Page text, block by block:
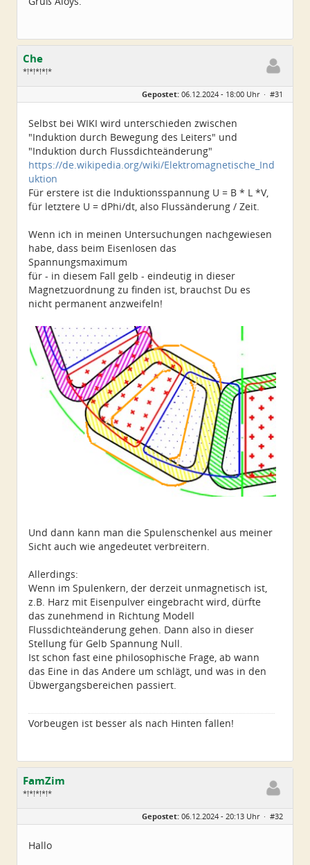
Che
*!*!*!*!*
Geschlecht:
Alter:
72
Dabei seit:
06 / 2014
Gepostet: 06.12.2024 - 18:00 Uhr · #31
Selbst bei WIKI wird unterschieden zwischen
"Induktion durch Bewegung des Leiters" und
"Induktion durch Flussdichteänderung"
https://de.wikipedia.org/wiki/Elektromagnetische_Ind
uktion
Für erstere ist die Induktionsspannung U = B * L *V,
für letztere U = dPhi/dt, also Flussänderung / Zeit.
Wenn ich in meinen Untersuchungen nachgewiesen
habe, dass beim Eisenlosen das
Spannungsmaximum
für - in diesem Fall gelb - eindeutig in dieser
Magnetzuordnung zu finden ist, brauchst Du es
nicht permanent anzweifeln!
Und dann kann man die Spulenschenkel aus meiner
Sicht auch wie angedeutet verbreitern.
Allerdings:
Wenn im Spulenkern, der derzeit unmagnetisch ist,
z.B. Harz mit Eisenpulver eingebracht wird, dürfte
das zunehmend in Richtung Modell
Flussdichteänderung gehen. Dann also in dieser
Stellung für Gelb Spannung Null.
Ist schon fast eine philosophische Frage, ab wann
das Eine in das Andere um schlägt, und was in den
Übwergangsbereichen passiert.
Vorbeugen ist besser als nach Hinten fallen!
FamZim
*!*!*!*!*
Beiträge:
2350
Gepostet: 06.12.2024 - 20:13 Uhr · #32
Hallo